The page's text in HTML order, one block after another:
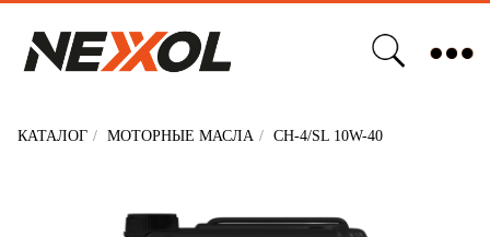
О компании
Сертификаты качества
КАТАЛОГ / МОТОРНЫЕ МАСЛА / CH-4/SL 10W-40